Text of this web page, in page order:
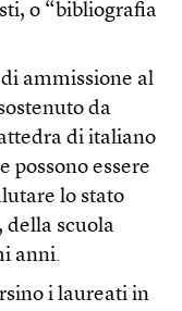
o “bibliografia
ammissione al
da
di italiano
possono essere
lo stato
della scuola
anni.
i laureati in